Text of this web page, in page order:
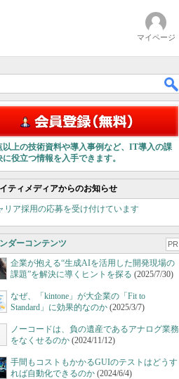
マイページ
以上の技術資料や導入事例など、IT導入の課
に役立つ情報を入手できます。
ティメディアからのお知らせ
リア採用の応募を受け付けています
ダーコンテンツ PR
企業が抱える“生成AIを活用した開発現場の
課題”を解決に導くヒントを探る (2025/7/30)
なぜ、「kintone」が大企業の「Fit to
Standard」に効果的なのか (2025/3/7)
ノーコードは、負の遺産であるアナログ業務
をなくせるのか (2024/11/12)
手間もコストもかかるGUIのテストはどうす
れば自動化できるのか (2024/6/4)